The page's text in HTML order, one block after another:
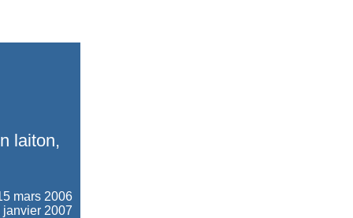
laiton,
mars 2006
2007